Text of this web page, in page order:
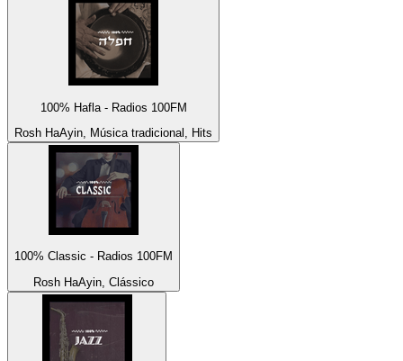
100% Hafla - Radios 100FM
Rosh HaAyin, Música tradicional, Hits
100% Classic - Radios 100FM
Rosh HaAyin, Clássico